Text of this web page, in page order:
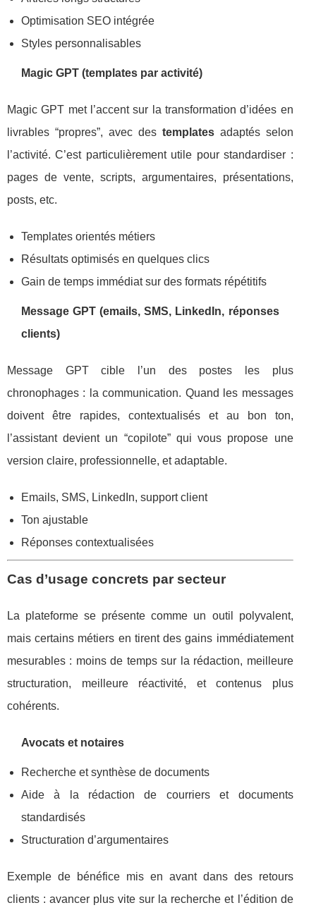
Optimisation SEO intégrée
Styles personnalisables
Magic GPT (templates par activité)
Magic GPT met l’accent sur la transformation d’idées en
livrables “propres”, avec des templatesadaptés selon
l’activité. C’est particulièrement utile pour standardiser :
pages de vente, scripts, argumentaires, présentations,
posts, etc.
Templates orientés métiers
Résultats optimisés en quelques clics
Gain de temps immédiat sur des formats répétitifs
Message GPT (emails, SMS, LinkedIn, réponses
clients)
Message GPT cible l’un des postes les plus
chronophages : la communication. Quand les messages
doivent être rapides, contextualisés et au bon ton,
l’assistant devient un “copilote” qui vous propose une
version claire, professionnelle, et adaptable.
Emails, SMS, LinkedIn, support client
Ton ajustable
Réponses contextualisées
Cas d’usage concrets par secteur
La plateforme se présente comme un outil polyvalent,
mais certains métiers en tirent des gains immédiatement
mesurables : moins de temps sur la rédaction, meilleure
structuration, meilleure réactivité, et contenus plus
cohérents.
Avocats et notaires
Recherche et synthèse de documents
Aide à la rédaction de courriers et documents
standardisés
Structuration d’argumentaires
Exemple de bénéfice mis en avant dans des retours
clients : avancer plus vite sur la recherche et l’édition de